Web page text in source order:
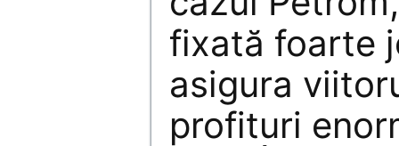
fixată foarte
asigura
profituri